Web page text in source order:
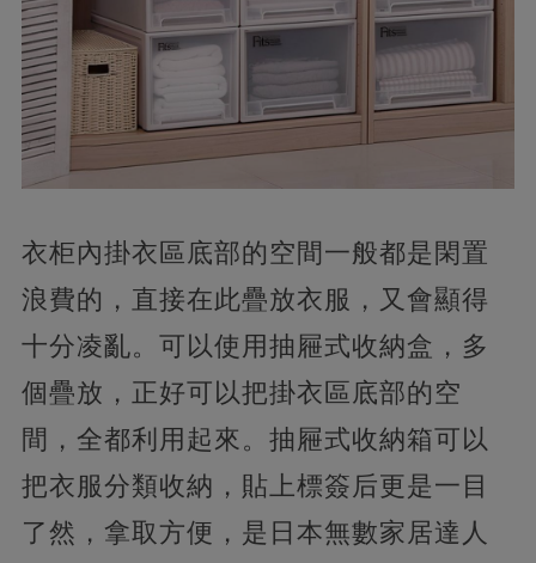
衣柜內掛衣區底部的空間一般都是閑置
浪費的，直接在此疊放衣服，又會顯得
十分凌亂。可以使用抽屜式收納盒，多
個疊放，正好可以把掛衣區底部的空
間，全都利用起來。抽屜式收納箱可以
把衣服分類收納，貼上標簽后更是一目
了然，拿取方便，是日本無數家居達人